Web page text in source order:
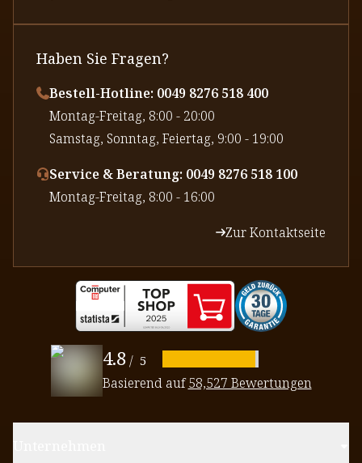
Haben Sie Fragen?
Bestell-Hotline: 0049 8276 518 400
⁠Montag-Freitag, 8:00 - 20:00
⁠Samstag, Sonntag, Feiertag, 9:00 - 19:00
Service & Beratung: 0049 8276 518 100
⁠Montag-Freitag, 8:00 - 16:00
Zur Kontaktseite
4.8 / 5
Basierend auf58,527 Bewertungen